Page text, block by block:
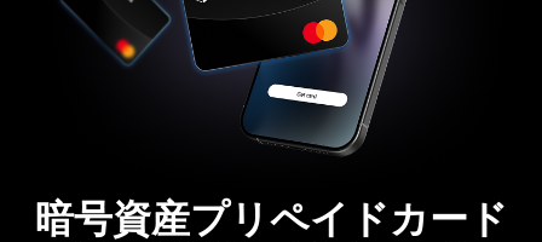
暗号資産プリペイドカード